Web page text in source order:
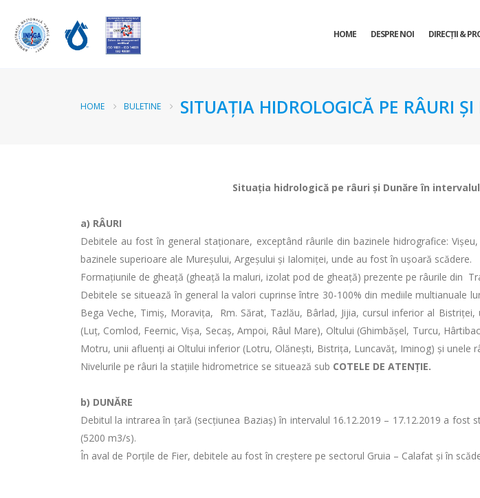
HOME DESPRE NOI DIRECŢII &
HOME BULETINE SITUAŢIA HIDROLOGICĂ PE RÂURI
Situaţia hidrologică pe râuri şi Dunăre în intervalul
a) RÂURI
Debitele au fost în general staționare, exceptând râurile din bazinele hidrografice:
bazinele superioare ale Mureșului, Argeșului și Ialomiței, unde au fost în ușoară scădere.
Formaţiunile de gheaţă (gheaţă la maluri, izolat pod de gheață) prezente pe râurile din
Debitele se situează în general la valori cuprinse între 30-100% din mediile multianuale
Bega Veche, Timiş, Moraviţa, Rm. Sărat, Tazlău, Bârlad, Jijia, cursul inferior al
(Luţ, Comlod, Feernic, Vișa, Secaș, Ampoi, Râul Mare), Oltului (Ghimbăşel, Turcu,
Motru, unii afluenți ai Oltului inferior (Lotru, Olănești, Bistrița, Luncavăț, Iminog) și unele
Nivelurile pe râuri la stațiile hidrometrice se situează sub COTELE DE ATENȚIE.
b) DUNĂRE
Debitul la intrarea în ţară (secţiunea Baziaş) în intervalul 16.12.2019 – 17.12.2019 a
(5200 m3/s).
În aval de Porţile de Fier, debitele au fost în creștere pe sectorul Gruia – Calafat și în